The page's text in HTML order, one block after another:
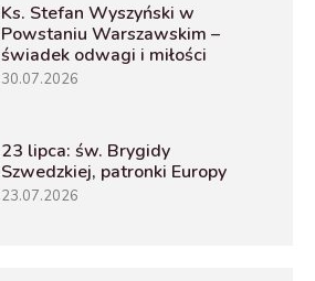
Ks. Stefan Wyszyński w
Powstaniu Warszawskim –
świadek odwagi i miłości
30.07.2026
23 lipca: św. Brygidy
Szwedzkiej, patronki Europy
23.07.2026